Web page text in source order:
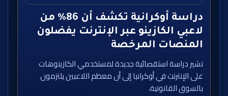
دراسة أوكرانية تكشف أن 86% من
لاعبي الكازينو عبر الإنترنت يفضلون
المنصات المرخصة
تشير دراسة استقصائية جديدة لمستخدمي الكازينوهات
على الإنترنت في أوكرانيا إلى أن معظم اللاعبين يلتزمون
بالسوق القانونية،